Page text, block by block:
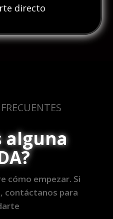
directo
alguna
cómo empezar. Si
contáctanos para